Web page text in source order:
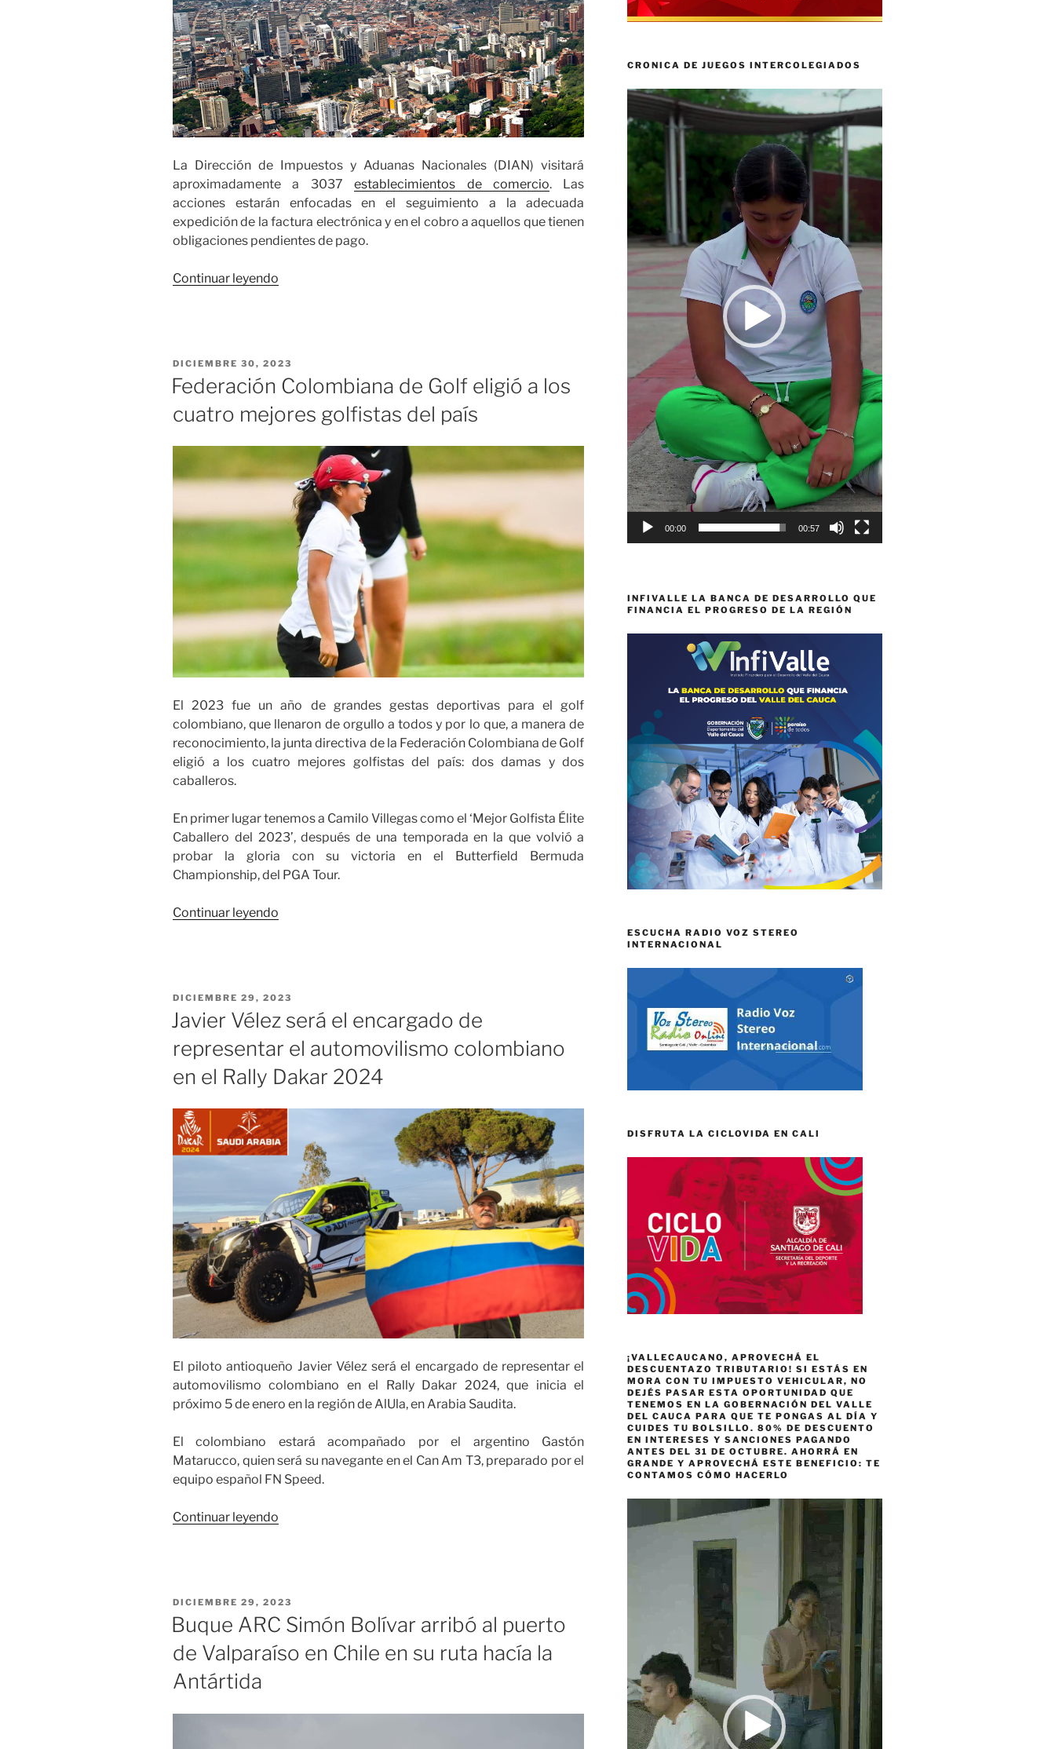
año
cargado
de
“oro
puro”»
La Dirección de Impuestos y Aduanas Nacionales (DIAN) visitará
aproximadamente a 3037establecimientos de comercio. Las
acciones estarán enfocadas en el seguimiento a la adecuada
expedición de la factura electrónica y en el cobro a aquellos que tienen
obligaciones pendientes de pago.
Continuar leyendo
de
comercio
en
ciudad
de
Cali»
PUBLICADO
EL
DICIEMBRE 30, 2023
Federación Colombiana de Golf eligió a los
cuatro mejores golfistas del país
El 2023 fue un año de grandes gestas deportivas para el golf
colombiano, que llenaron de orgullo a todos y por lo que, a manera de
reconocimiento, la junta directiva de la Federación Colombiana de Golf
eligió a los cuatro mejores golfistas del país: dos damas y dos
caballeros.
En primer lugar tenemos a Camilo Villegas como el ‘Mejor Golfista Élite
Caballero del 2023’, después de una temporada en la que volvió a
probar la gloria con su victoria en el Butterfield Bermuda
Championship, del PGA Tour.
Continuar leyendo
a
los
cuatro
golfistas
país»
PUBLICADO
EL
DICIEMBRE 29, 2023
Javier Vélez será el encargado de
representar el automovilismo colombiano
en el Rally Dakar 2024
El piloto antioqueño Javier Vélez será el encargado de representar el
automovilismo colombiano en el Rally Dakar 2024, que inicia el
próximo 5 de enero en la región de AlUla, en Arabia Saudita.
El colombiano estará acompañado por el argentino Gastón
Matarucco, quien será su navegante en el Can Am T3, preparado por el
equipo español FN Speed.
Continuar leyendo
representar
el
PUBLICADO
EL
DICIEMBRE 29, 2023
Buque ARC Simón Bolívar arribó al puerto
de Valparaíso en Chile en su ruta hacía la
Antártida
CRONICA DE JUEGOS INTERCOLEGIADOS
Reproductor
vídeo
00:00 00:57
INFIVALLE LA BANCA DE DESARROLLO QUE
FINANCIA EL PROGRESO DE LA REGIÓN
ESCUCHA RADIO VOZ STEREO
INTERNACIONAL
DISFRUTA LA CICLOVIDA EN CALI
¡VALLECAUCANO, APROVECHÁ EL
DESCUENTAZO TRIBUTARIO! SI ESTÁS EN
MORA CON TU IMPUESTO VEHICULAR, NO
DEJÉS PASAR ESTA OPORTUNIDAD QUE
TENEMOS EN LA GOBERNACIÓN DEL VALLE
DEL CAUCA PARA QUE TE PONGAS AL DÍA Y
CUIDES TU BOLSILLO. 80% DE DESCUENTO
EN INTERESES Y SANCIONES PAGANDO
ANTES DEL 31 DE OCTUBRE. AHORRÁ EN
GRANDE Y APROVECHÁ ESTE BENEFICIO: TE
CONTAMOS CÓMO HACERLO
de